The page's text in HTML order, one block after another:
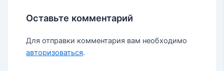
Оставьте комментарий
Для отправки комментария вам необходимо
авторизоваться.